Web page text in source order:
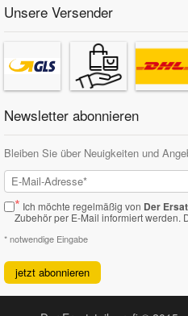
Unsere Versender
Newsletter abonnieren
Bleiben Sie über Neuigkeiten und
* Ich möchte regelmäßig von Der
Zubehör per E-Mail informiert werden.
* notwendige Eingabe
jetzt abonnieren